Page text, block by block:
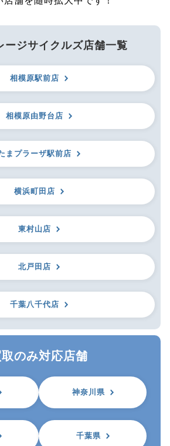
ージサイクルズ店舗一覧
相模原駅前店
相模原由野台店
まプラーザ駅前店
横浜町田店
東村山店
北戸田店
千葉八千代店
取のみ対応店舗
神奈川県
千葉県